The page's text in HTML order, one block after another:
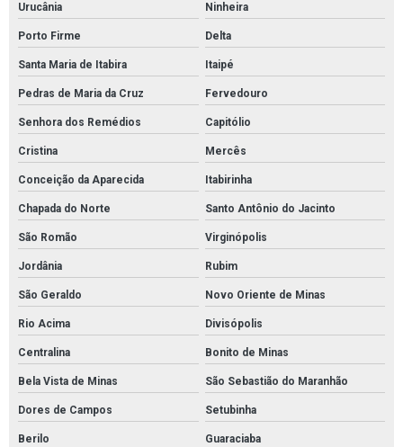
Urucânia Ninheira
Porto Firme Delta
Santa Maria de Itabira Itaipé
Pedras de Maria da Cruz Fervedouro
Senhora dos Remédios Capitólio
Cristina Mercês
Conceição da Aparecida Itabirinha
Chapada do Norte Santo Antônio do Jacinto
São Romão Virginópolis
Jordânia Rubim
São Geraldo Novo Oriente de Minas
Rio Acima Divisópolis
Centralina Bonito de Minas
Bela Vista de Minas São Sebastião do Maranhão
Dores de Campos Setubinha
Berilo Guaraciaba